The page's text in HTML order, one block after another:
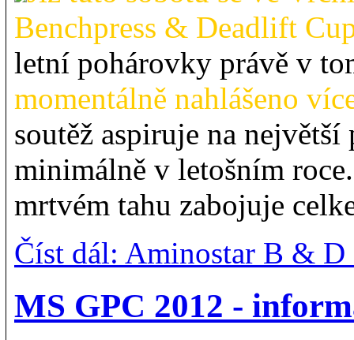
Benchpress & Deadlift
letní pohárovky právě v
momentálně nahlášeno
soutěž aspiruje na
minimálně v letošním
mrtvém tahu zabojuje
Číst dál: Aminostar B &
MS GPC 2012 -